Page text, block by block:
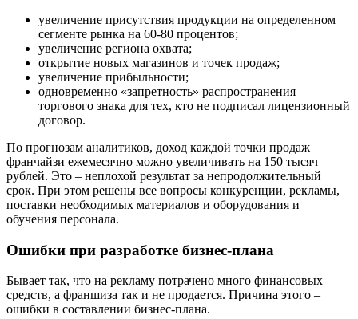
увеличение присутствия продукции на определенном
сегменте рынка на 60-80 процентов;
увеличение региона охвата;
открытие новых магазинов и точек продаж;
увеличение прибыльности;
одновременно «запретность» распространения
торгового знака для тех, кто не подписал лицензионный
договор.
По прогнозам аналитиков, доход каждой точки продаж
франчайзи ежемесячно можно увеличивать на 150 тысяч
рублей. Это – неплохой результат за непродолжительный
срок. При этом решены все вопросы конкуренции, рекламы,
поставки необходимых материалов и оборудования и
обучения персонала.
Ошибки при разработке бизнес-плана
Бывает так, что на рекламу потрачено много финансовых
средств, а франшиза так и не продается. Причина этого –
ошибки в составлении бизнес-плана.